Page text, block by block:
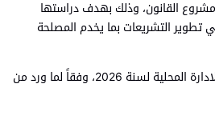
القانون، وذلك بهدف دراستها
تطوير التشريعات بما يخدم المصلحة
للاطلاع على مشروع قانون الادارة المحلية لسنة 2026، وفقاً لما ورد من